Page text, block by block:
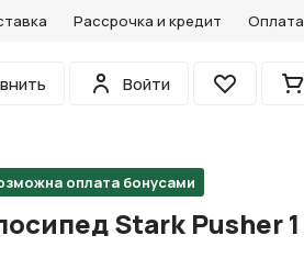
Рассрочка и кредит Оплата
Войти
Избранное
оплата бонусами
Stark Pusher 1